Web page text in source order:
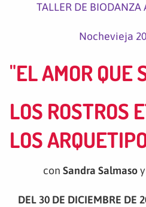
TALLER DE BIODANZA
Nochevieja
"EL AMOR QUE
LOS ROSTROS
LOS
con Sandra Salmasoy
DEL 30 DE DICIEMBRE DE